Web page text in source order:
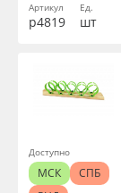
Артикул
р4819
Ед.
шт
Доступно
МСК
СПБ